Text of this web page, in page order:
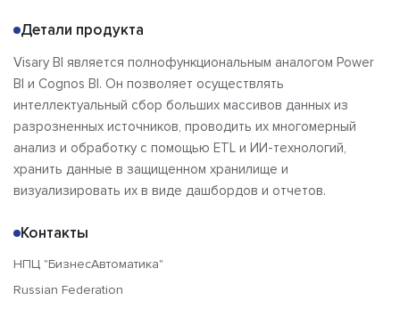
Детали продукта
Visary BI является полнофункциональным аналогом Power
BI и Cognos BI. Он позволяет осуществлять
интеллектуальный сбор больших массивов данных из
разрозненных источников, проводить их многомерный
анализ и обработку с помощью ETL и ИИ-технологий,
хранить данные в защищенном хранилище и
визуализировать их в виде дашбордов и отчетов.
Контакты
НПЦ "БизнесАвтоматика"
Russian Federation